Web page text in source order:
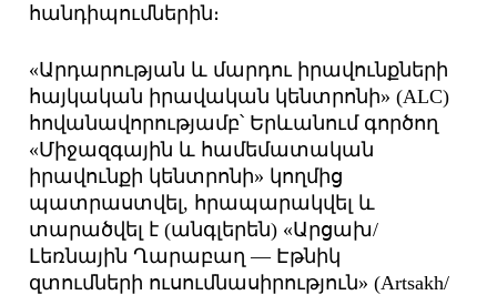
հանդիպումներին։
«Արդարության և մարդու իրավունքների
հայկական իրավական կենտրոնի» (ALC)
հովանավորությամբ՝ Երևանում գործող
«Միջազգային և համեմատական
իրավունքի կենտրոնի» կողմից
պատրաստվել, հրապարակվել և
տարածվել է (անգլերեն) «Արցախ/
Լեռնային Ղարաբաղ — Էթնիկ
զտումների ուսումնասիրություն» (Artsakh/